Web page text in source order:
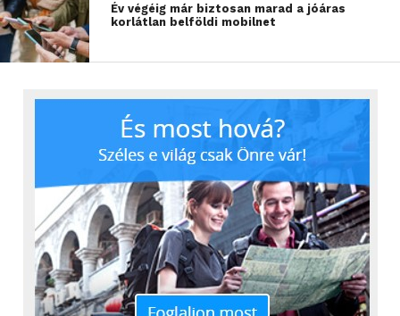
Év végéig már biztosan marad a jóáras
korlátlan belföldi mobilnet